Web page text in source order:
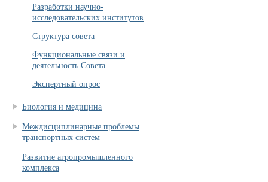
Разработки научно-
исследовательских институтов
Структура совета
Функциональные связи и
деятельность Совета
Экспертный опрос
Биология и медицина
Междисциплинарные проблемы
транспортных систем
Развитие агропромышленного
комплекса